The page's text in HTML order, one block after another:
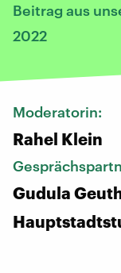
Beitrag aus
2022
Moderatorin:
Rahel Klein
Gudula